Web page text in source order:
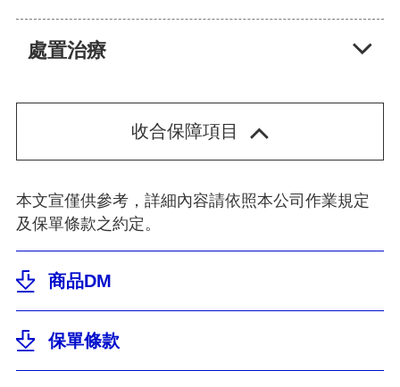
處置治療
本文宣僅供參考，詳細內容請依照本公司作業規定
及保單條款之約定。
商品DM
保單條款